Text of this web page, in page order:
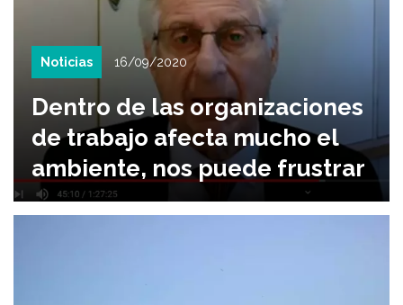
Noticias 16/09/2020
Dentro de las organizaciones
de trabajo afecta mucho el
ambiente, nos puede frustrar